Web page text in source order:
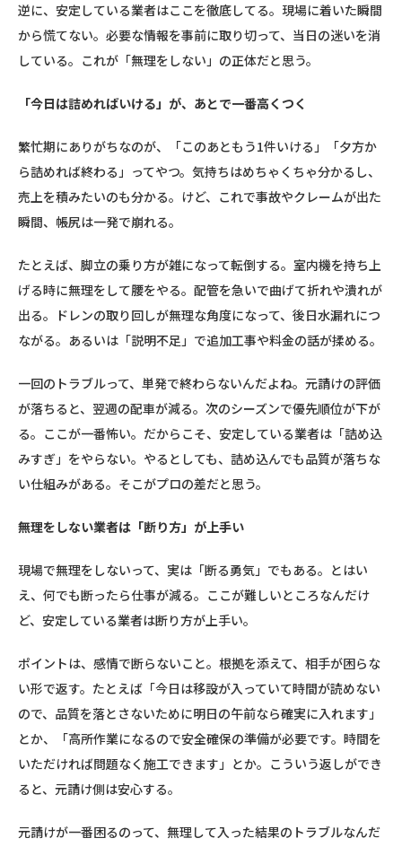
逆に、安定している業者はここを徹底してる。現場に着いた瞬間
から慌てない。必要な情報を事前に取り切って、当日の迷いを消
している。これが「無理をしない」の正体だと思う。
「今日は詰めればいける」が、あとで一番高くつく
繁忙期にありがちなのが、「このあともう1件いける」「夕方か
ら詰めれば終わる」ってやつ。気持ちはめちゃくちゃ分かるし、
売上を積みたいのも分かる。けど、これで事故やクレームが出た
瞬間、帳尻は一発で崩れる。
たとえば、脚立の乗り方が雑になって転倒する。室内機を持ち上
げる時に無理をして腰をやる。配管を急いで曲げて折れや潰れが
出る。ドレンの取り回しが無理な角度になって、後日水漏れにつ
ながる。あるいは「説明不足」で追加工事や料金の話が揉める。
一回のトラブルって、単発で終わらないんだよね。元請けの評価
が落ちると、翌週の配車が減る。次のシーズンで優先順位が下が
る。ここが一番怖い。だからこそ、安定している業者は「詰め込
みすぎ」をやらない。やるとしても、詰め込んでも品質が落ちな
い仕組みがある。そこがプロの差だと思う。
無理をしない業者は「断り方」が上手い
現場で無理をしないって、実は「断る勇気」でもある。とはい
え、何でも断ったら仕事が減る。ここが難しいところなんだけ
ど、安定している業者は断り方が上手い。
ポイントは、感情で断らないこと。根拠を添えて、相手が困らな
い形で返す。たとえば「今日は移設が入っていて時間が読めない
ので、品質を落とさないために明日の午前なら確実に入れます」
とか、「高所作業になるので安全確保の準備が必要です。時間を
いただければ問題なく施工できます」とか。こういう返しができ
ると、元請け側は安心する。
元請けが一番困るのって、無理して入った結果のトラブルなんだ